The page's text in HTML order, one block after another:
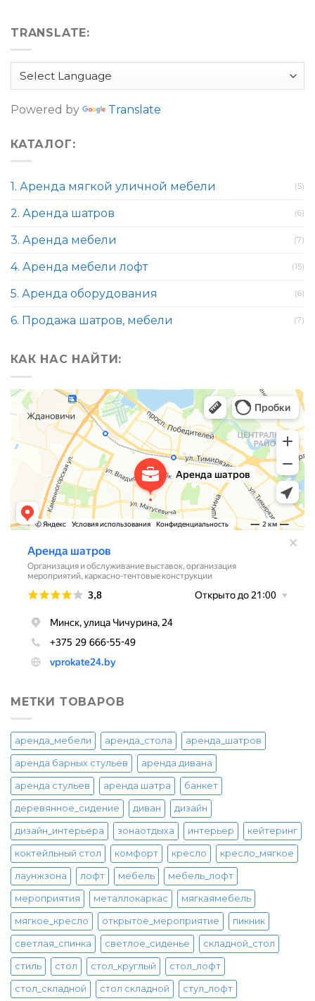
TRANSLATE:
Powered by Translate
КАТАЛОГ:
1. Аренда мягкой уличной мебели (5)
2. Аренда шатров (6)
3. Аренда мебели (7)
4. Аренда мебели лофт (15)
5. Аренда оборудования (6)
6. Продажа шатров, мебели (7)
КАК НАС НАЙТИ:
МЕТКИ ТОВАРОВ
аренда_мебели аренда_стола аренда_шатров
аренда барных стульев аренда дивана
аренда стульев аренда шатра банкет
деревянное_сидение диван дизайн
дизайн_интерьера зонаотдыха интерьер кейтеринг
коктейльный стол комфорт кресло кресло_мягкое
лаунжзона лофт мебель мебель_лофт
мероприятия металлокаркас мягкаямебель
мягкое_кресло открытое_мероприятие пикник
светлая_спинка светлое_сиденье складной_стол
стиль стол стол_круглый стол_лофт
стол_складной стол складной стул_лофт